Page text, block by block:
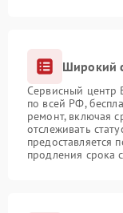
Широкий
Сервисный центр
по всей РФ,
ремонт, включая
отслеживать
предоставляется
продления срока